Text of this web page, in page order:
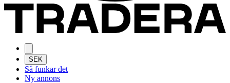
SEK
Så funkar det
Ny annons